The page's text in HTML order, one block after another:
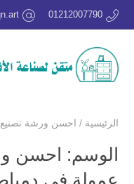
01212007790
الرئيسية / احسن ورشة
الوسم: احسن
عمولة في